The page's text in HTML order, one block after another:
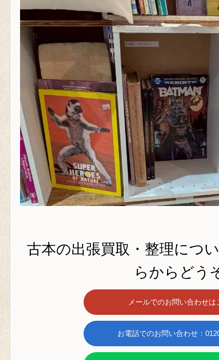
古本の出張買取・整理につ
らからどう
メールでのお問い合わせは
お電話でのお問い合わせ：